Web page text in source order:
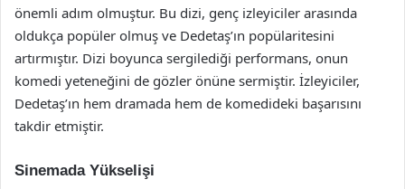
önemli adım olmuştur. Bu dizi, genç izleyiciler arasında
oldukça popüler olmuş ve Dedetaş’ın popülaritesini
artırmıştır. Dizi boyunca sergilediği performans, onun
komedi yeteneğini de gözler önüne sermiştir. İzleyiciler,
Dedetaş’ın hem dramada hem de komedideki başarısını
takdir etmiştir.
Sinemada Yükselişi